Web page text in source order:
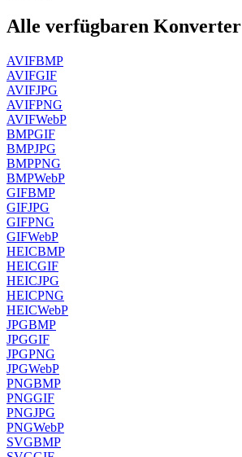
Alle verfügbaren Konverter
AVIFBMP
AVIFGIF
AVIFJPG
AVIFPNG
AVIFWebP
BMPGIF
BMPJPG
BMPPNG
BMPWebP
GIFBMP
GIFJPG
GIFPNG
GIFWebP
HEICBMP
HEICGIF
HEICJPG
HEICPNG
HEICWebP
JPGBMP
JPGGIF
JPGPNG
JPGWebP
PNGBMP
PNGGIF
PNGJPG
PNGWebP
SVGBMP